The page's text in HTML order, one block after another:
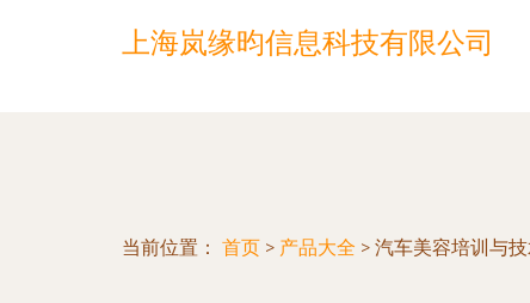
上海岚缘昀信息科技有限公司
当前位置： 首页 > 产品大全 > 汽车美容培训与